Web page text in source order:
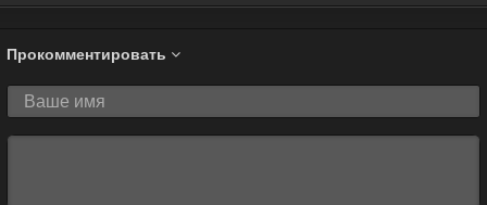
Прокомментировать